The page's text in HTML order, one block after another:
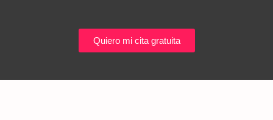
Quiero mi cita gratuita